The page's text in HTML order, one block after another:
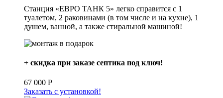
Станция «ЕВРО ТАНК 5» легко справится с 1
туалетом, 2 раковинами (в том числе и на кухне), 1
душем, ванной, а также стиральной машиной!
+ скидка при заказе септика под ключ!
67 000 Р
Заказать с установкой!